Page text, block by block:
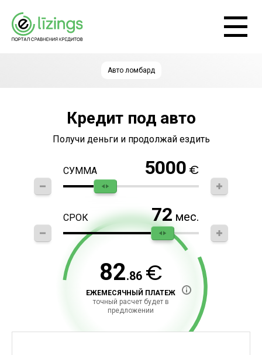
Авто ломбард
Кредит под авто
Получи деньги и продолжай ездить
СУММА 5000 €
СРОК 72 мес.
82.86 €
ЕЖЕМЕСЯЧНЫЙ ПЛАТЕЖ
точный расчет будет в
предложении